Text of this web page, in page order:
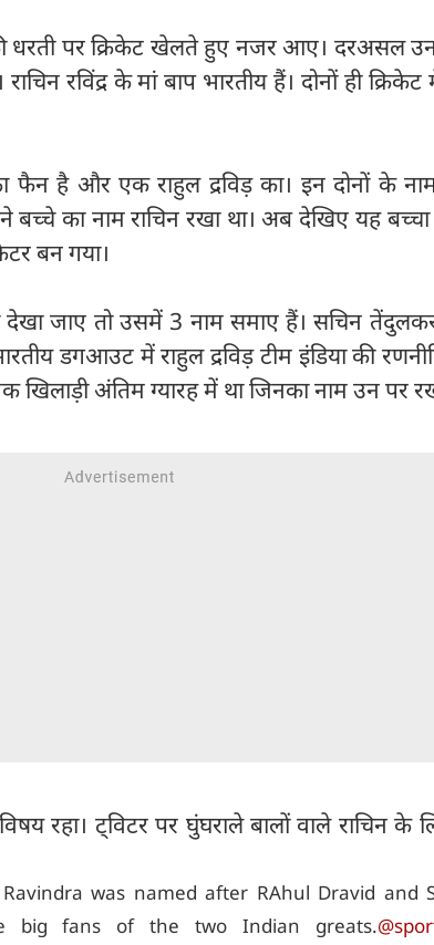
की धरती पर क्रिकेट खेलते हुए नजर आए। दरअसल
रविंद्र के मां बाप भारतीय हैं। दोनों ही
है और एक राहुल द्रविड़ का। इन दोनों के
बच्चे का नाम राचिन रखा था। अब देखिए यह बच्चा
बन गया।
देखा जाए तो उसमें 3 नाम समाए हैं। सचिन
डगआउट में राहुल द्रविड़ टीम इंडिया की
अंतिम ग्यारह में था जिनका नाम उन पर
रहा। ट्विटर पर घुंघराले बालों वाले राचिन के
was named after RAhul Dravid and
big fans of the two Indian greats.